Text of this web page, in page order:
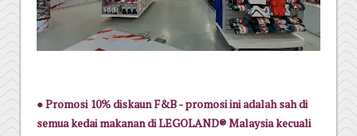
●Promosi 10% diskaun F&B - promosi ini adalah sah di
semua kedai makanan di LEGOLAND® Malaysia kecuali